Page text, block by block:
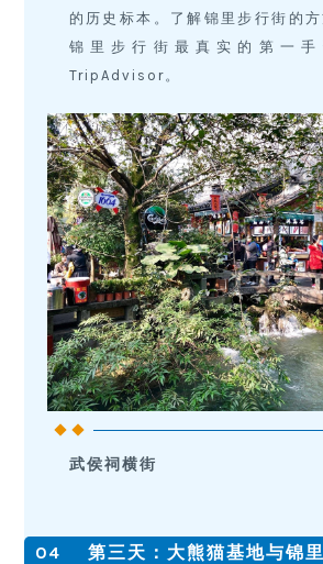
的历史标本。了解锦里步行街的
锦里步行街最真实的第一手
TripAdvisor。
武侯祠横街
04
第三天：大熊猫基地与锦